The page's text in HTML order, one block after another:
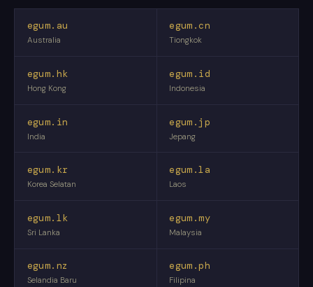
egum.au
Australia
egum.cn
Tiongkok
egum.hk
Hong Kong
egum.id
Indonesia
egum.in
India
egum.jp
Jepang
egum.kr
Korea Selatan
egum.la
Laos
egum.lk
Sri Lanka
egum.my
Malaysia
egum.nz
Selandia Baru
egum.ph
Filipina